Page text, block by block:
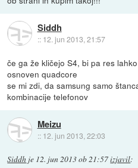
Siddh
:: 12. jun 2013, 21:57
če ga že kličejo S4, bi pa res
osnoven quadcore
se mi zdi, da samsung samo
kombinacije telefonov
Meizu
:: 12. jun 2013, 22:03
Siddh je 12. jun 2013 ob 21:57izjavil: